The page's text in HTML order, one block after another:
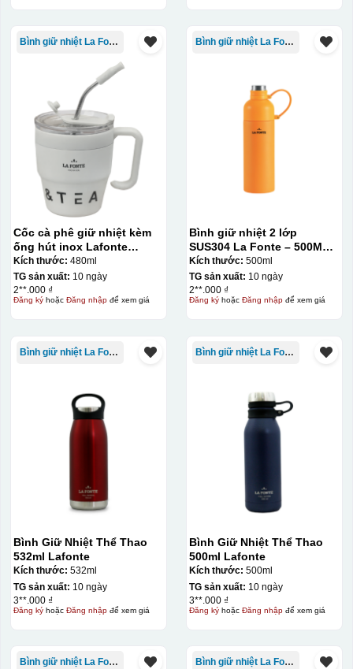
Bình giữ nhiệt La Fonte
Cốc cà phê giữ nhiệt kèm
ống hút inox Lafonte
480ML – 012782
Kích thước: 480ml
TG sản xuất: 10 ngày
2**.000 ₫
Đăng kýhoặc Đăng nhậpđể xem giá
Bình giữ nhiệt La Fonte
Bình giữ nhiệt 2 lớp
SUS304 La Fonte – 500ML –
012737
Kích thước: 500ml
TG sản xuất: 10 ngày
2**.000 ₫
Đăng kýhoặc Đăng nhậpđể xem giá
Bình giữ nhiệt La Fonte
Bình Giữ Nhiệt Thể Thao
532ml Lafonte
Kích thước: 532ml
TG sản xuất: 10 ngày
3**.000 ₫
Đăng kýhoặc Đăng nhậpđể xem giá
Bình giữ nhiệt La Fonte
Bình Giữ Nhiệt Thể Thao
500ml Lafonte
Kích thước: 500ml
TG sản xuất: 10 ngày
3**.000 ₫
Đăng kýhoặc Đăng nhậpđể xem giá
Bình giữ nhiệt La Fonte Bình giữ nhiệt La Fonte